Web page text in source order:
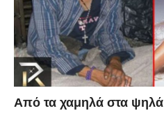
Από τα χαμηλά στα ψηλά